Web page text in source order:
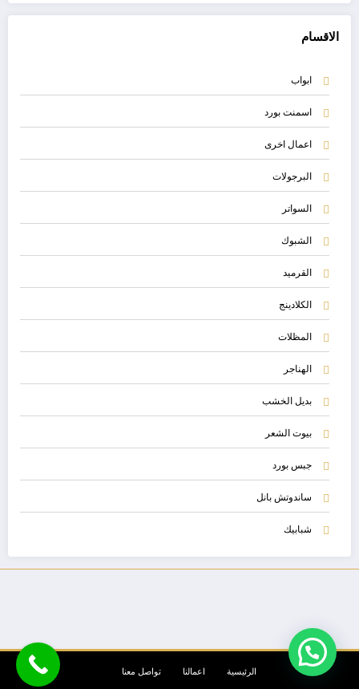
الاقسام
ابواب
اسمنت بورد
اعمال اخرى
البرجولات
السواتر
الشبوك
القرميد
الكلادينج
المظلات
الهناجر
بديل الخشب
بيوت الشعر
جبس بورد
ساندوتش بانل
شبابيك
الرئيسية اعمالنا تواصل معنا